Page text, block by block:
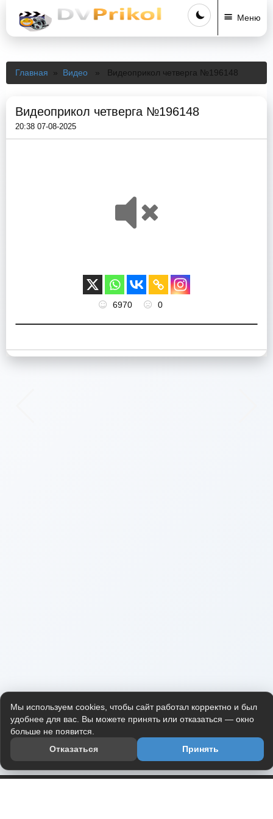
Меню
Главная » Видео » Видеоприкол четверга №196148
Видеоприкол четверга №196148
20:38 07-08-2025
6970 0
Мы используем cookies, чтобы сайт работал корректно и был
удобнее для вас. Вы можете принять или отказаться — окно
больше не появится.
Отказаться
Принять